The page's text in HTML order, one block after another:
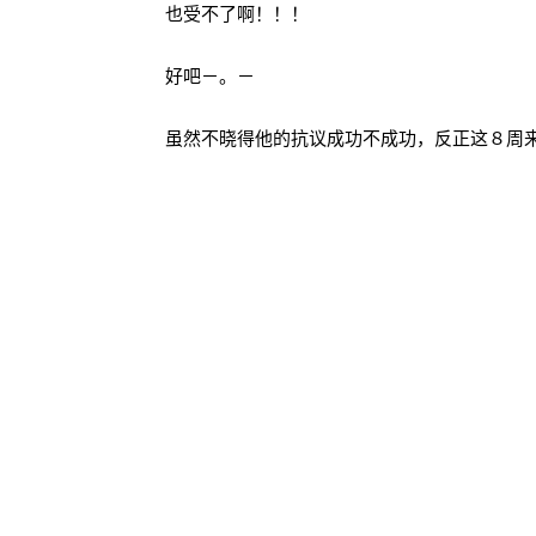
也受不了啊！！！
好吧－。－
虽然不晓得他的抗议成功不成功，反正这８周